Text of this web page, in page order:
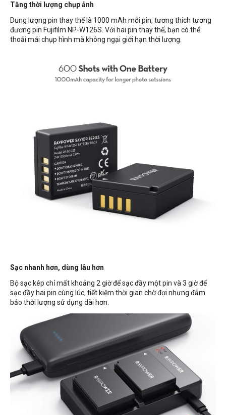
Tăng thời lượng chụp ảnh
Dung lượng pin thay thế là 1000 mAh mỗi pin, tương thích tương
đương pin Fujifilm NP-W126S . Với hai pin thay thế, bạn có thể
thoải mái chụp hình mà không ngại giới hạn thời lượng.
Sạc nhanh hơn, dùng lâu hơn
Bộ sạc kép chỉ mất khoảng 2 giờ để sạc đầy một pin và 3 giờ để
sạc đầy hai pin cùng lúc, tiết kiệm thời gian chờ đợi nhưng đảm
bảo thời lượng sử dụng dài hơn.